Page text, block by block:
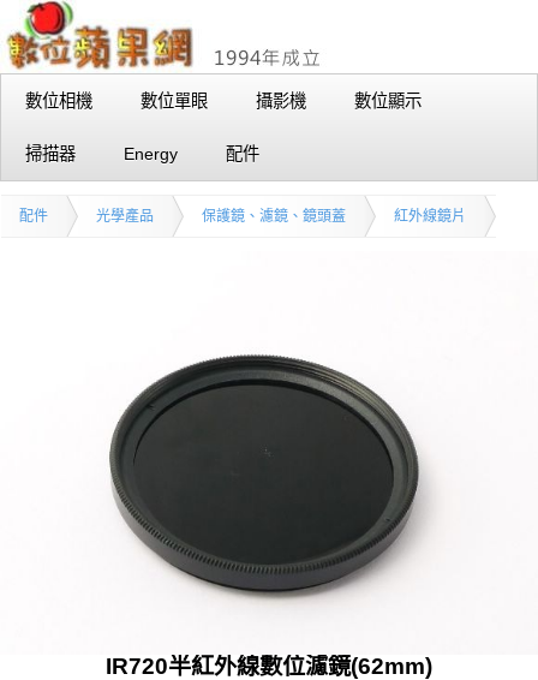
數位相機 數位單眼 攝影機 數位顯示
掃描器 Energy 配件
配件 光學產品 保護鏡、濾鏡、鏡頭蓋 紅外線鏡片
IR720半紅外線數位濾鏡(62mm)